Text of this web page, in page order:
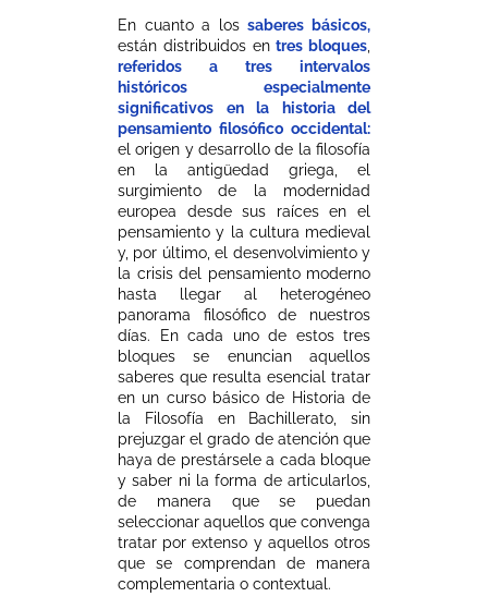
En cuanto a lossaberes básicos,
están distribuidos entres bloques,
referidos a tres intervalos
históricos especialmente
significativos en la historia del
pensamiento filosófico occidental:
el origen y desarrollo de la filosofía
en la antigüedad griega, el
surgimiento de la modernidad
europea desde sus raíces en el
pensamiento y la cultura medieval
y, por último, el desenvolvimiento y
la crisis del pensamiento moderno
hasta llegar al heterogéneo
panorama filosófico de nuestros
días. En cada uno de estos tres
bloques se enuncian aquellos
saberes que resulta esencial tratar
en un curso básico de Historia de
la Filosofía en Bachillerato, sin
prejuzgar el grado de atención que
haya de prestársele a cada bloque
y saber ni la forma de articularlos,
de manera que se puedan
seleccionar aquellos que convenga
tratar por extenso y aquellos otros
que se comprendan de manera
complementaria o contextual.